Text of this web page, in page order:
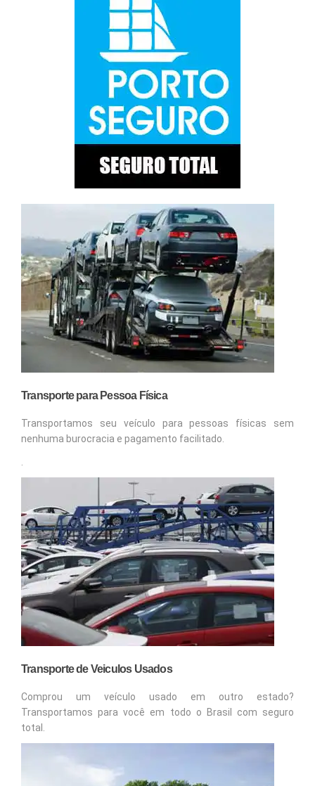
Transporte para Pessoa Física
Transportamos seu veículo para pessoas físicas sem
nenhuma burocracia e pagamento facilitado.
Transporte de Veiculos Usados
Comprou um veículo usado em outro estado?
Transportamos para você em todo o Brasil com seguro
total.